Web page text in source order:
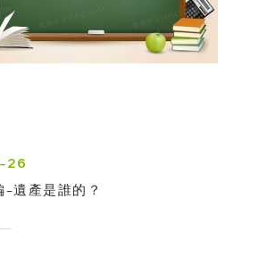
26
-遺產是誰的？